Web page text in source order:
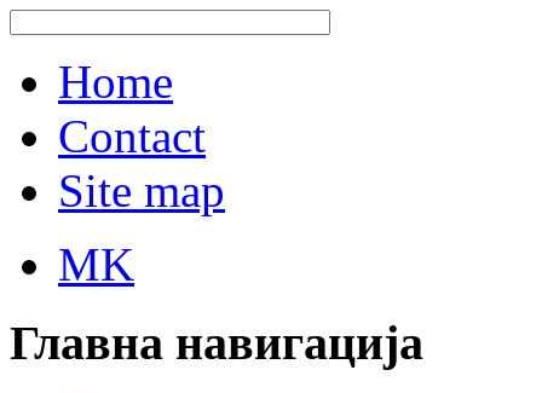
Home
Contact
Site map
MK
Главна навигација